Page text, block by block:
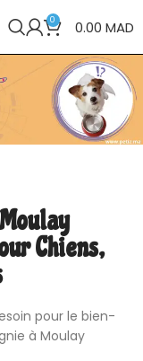
0 0.00 MAD
Chiens,
pour le bien-
à Moulay